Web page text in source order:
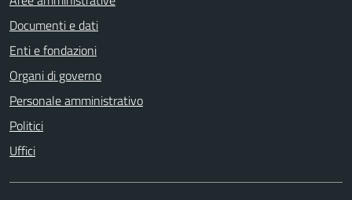
Documenti e dati
Enti e fondazioni
Organi di governo
Personale amministrativo
Politici
Uffici